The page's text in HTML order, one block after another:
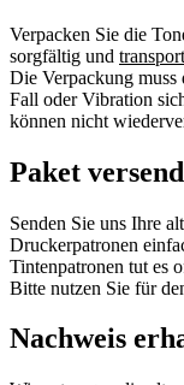
Verpacken Sie die
sorgfältig und
Die Verpackung muss
Fall oder Vibration
können nicht
Paket
Senden Sie uns Ihre
Druckerpatronen
Tintenpatronen tut es
Bitte nutzen Sie für
Nachweis